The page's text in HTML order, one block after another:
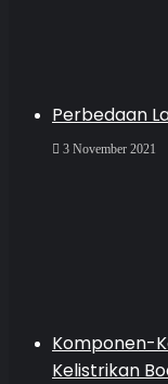
Perbedaan
3 November 2021
Komponen-
Kelistrikan